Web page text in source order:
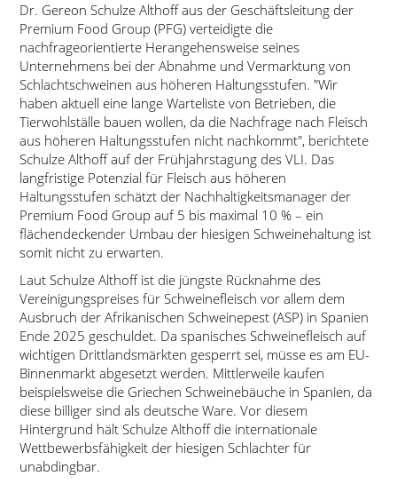
Dr. Gereon Schulze Althoff aus der Geschäftsleitung der
Premium Food Group (PFG) verteidigte die
nachfrageorientierte Herangehensweise seines
Unternehmens bei der Abnahme und Vermarktung von
Schlachtschweinen aus höheren Haltungsstufen. Wir
haben aktuell eine lange Warteliste von Betrieben, die
Tierwohlställe bauen wollen, da die Nachfrage nach Fleisch
aus höheren Haltungsstufen nicht nachkommt , berichtete
Schulze Althoff auf der Frühjahrstagung des VLI. Das
langfristige Potenzial für Fleisch aus höheren
Haltungsstufen schätzt der Nachhaltigkeitsmanager der
Premium Food Group auf 5 bis maximal 10 % – ein
flächendeckender Umbau der hiesigen Schweinehaltung ist
somit nicht zu erwarten.
Laut Schulze Althoff ist die jüngste Rücknahme des
Vereinigungspreises für Schweinefleisch vor allem dem
Ausbruch der Afrikanischen Schweinepest (ASP) in Spanien
Ende 2025 geschuldet. Da spanisches Schweinefleisch auf
wichtigen Drittlandsmärkten gesperrt sei, müsse es am EU-
Binnenmarkt abgesetzt werden. Mittlerweile kaufen
beispielsweise die Griechen Schweinebäuche in Spanien, da
diese billiger sind als deutsche Ware. Vor diesem
Hintergrund hält Schulze Althoff die internationale
Wettbewerbsfähigkeit der hiesigen Schlachter für
unabdingbar.